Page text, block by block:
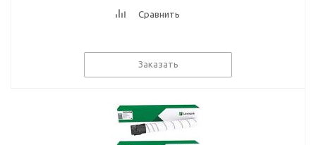
Сравнить
Заказать